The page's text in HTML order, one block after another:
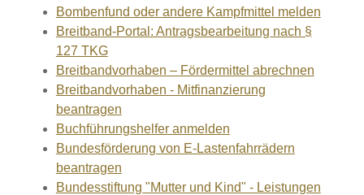
Bombenfund oder andere Kampfmittel melden
Breitband-Portal: Antragsbearbeitung nach §
127 TKG
Breitbandvorhaben – Fördermittel abrechnen
Breitbandvorhaben - Mitfinanzierung
beantragen
Buchführungshelfer anmelden
Bundesförderung von E-Lastenfahrrädern
beantragen
Bundesstiftung "Mutter und Kind" - Leistungen